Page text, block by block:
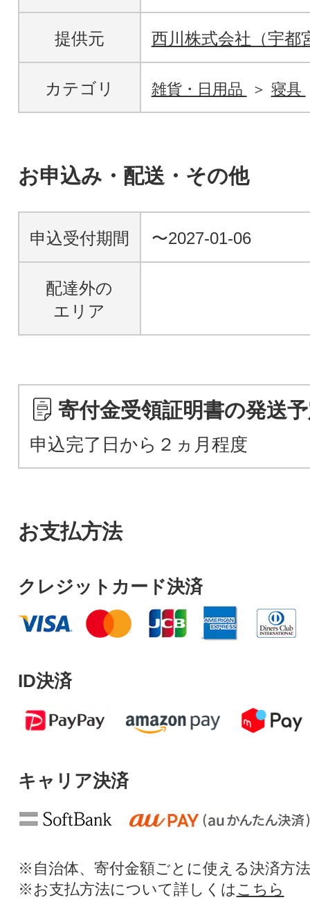
提供元 西川株式会社（宇都
カテゴリ 雑貨・日用品 寝具
お申込み・配送・その他
申込受付期間 〜2027-01-06
配達外の
エリア
寄付金受領証明書の発送
申込完了日から２ヵ月程度
お支払方法
クレジットカード決済
ID決済
キャリア決済
※自治体、寄付金額ごとに使える決済方
※お支払方法について詳しくは こちら